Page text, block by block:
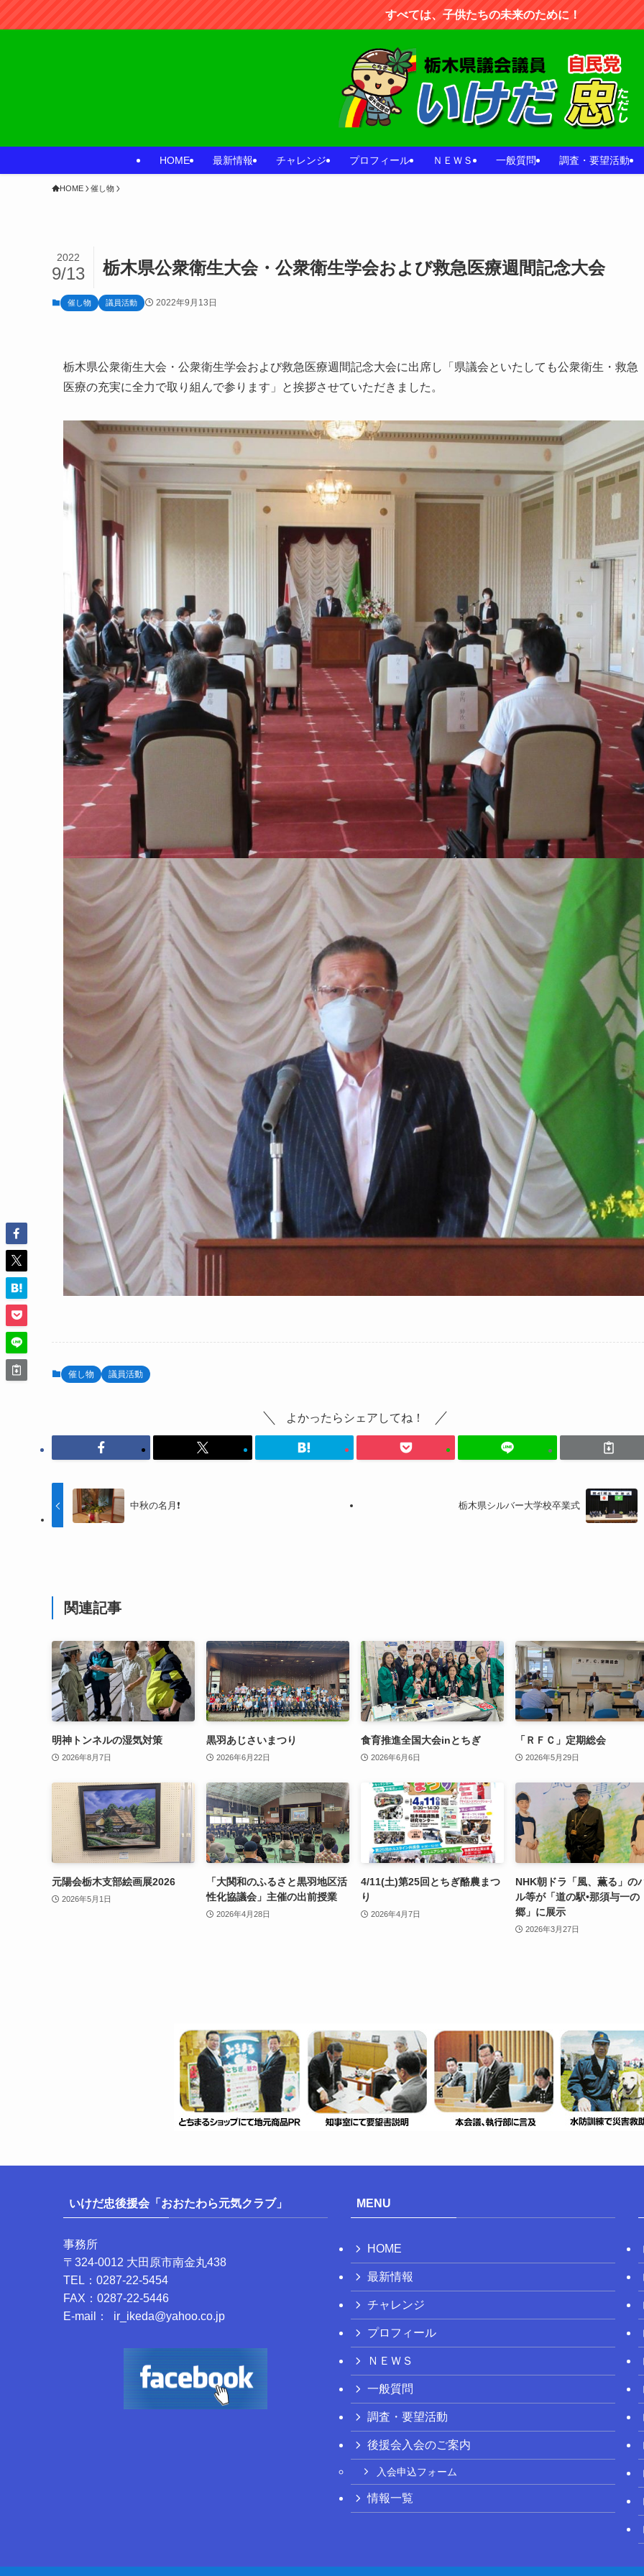
すべては、子供たちの未来のために！
HOME 最新情報 チャレンジ プロフィール ＮＥＷＳ 一般質問 調査・要望活動
HOME 催し物
栃木県公衆衛生大会・公衆衛生学会および救急医療週間記念大会
2022
9/13
催し物 議員活動 2022年9月13日
栃木県公衆衛生大会・公衆衛生学会および救急医療週間記念大会に出席し「県議会といたしても公衆衛生・救急
医療の充実に全力で取り組んで参ります」と挨拶させていただきました。
催し物 議員活動
よかったらシェアしてね！
中秋の名月❗ 栃木県シルバー大学校卒業式
関連記事
明神トンネルの湿気対策
2026年8月7日
黒羽あじさいまつり
2026年6月22日
食育推進全国大会inとちぎ
2026年6月6日
「ＲＦＣ」定期総会
2026年5月29日
元陽会栃木支部絵画展2026
2026年5月1日
「大関和のふるさと黒羽地区活
性化協議会」主催の出前授業
2026年4月28日
4/11(土)第25回とちぎ酪農まつ
り
2026年4月7日
NHK朝ドラ「風、薫る」の
ル等が「道の駅•那須与一の
郷」に展示
2026年3月27日
いけだ忠後援会「おおたわら元気クラブ」
事務所
〒324-0012 大田原市南金丸438
TEL：0287-22-5454
FAX：0287-22-5446
E-mail： ir_ikeda@yahoo.co.jp
MENU
HOME
最新情報
チャレンジ
プロフィール
ＮＥＷＳ
一般質問
調査・要望活動
後援会入会のご案内
入会申込フォーム
情報一覧